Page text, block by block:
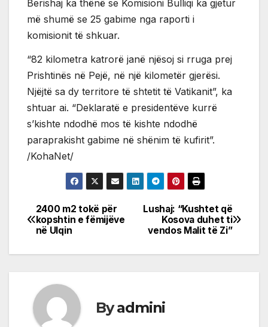
Berishaj ka thënë se Komisioni Bulliqi ka gjetur
më shumë se 25 gabime nga raporti i
komisionit të shkuar.
“82 kilometra katrorë janë njësoj si rruga prej
Prishtinës në Pejë, në një kilometër gjerësi.
Njëjtë sa dy territore të shtetit të Vatikanit”, ka
shtuar ai. “Deklaratë e presidentëve kurrë
s’kishte ndodhë mos të kishte ndodhë
paraprakisht gabime në shënim të kufirit”.
/KohaNet/
Post
navigation
Lushaj: “Kushtet që
Kosova duhet ti
vendos Malit të Zi”
2400 m2 tokë për
kopshtin e fëmijëve
në Ulqin
Byadmini